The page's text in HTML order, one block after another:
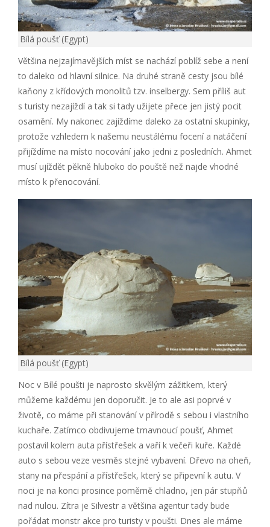
Bílá poušť (Egypt)
Většina nejzajímavějších míst se nachází poblíž sebe a není
to daleko od hlavní silnice. Na druhé straně cesty jsou bílé
kaňony z křídových monolitů tzv. inselbergy. Sem příliš aut
s turisty nezajíždí a tak si tady užijete přece jen jistý pocit
osamění. My nakonec zajíždíme daleko za ostatní skupinky,
protože vzhledem k našemu neustálému focení a natáčení
přijíždíme na místo nocování jako jedni z posledních. Ahmet
musí ujíždět pěkně hluboko do pouště než najde vhodné
místo k přenocování.
Bílá poušť (Egypt)
Noc v Bílé poušti je naprosto skvělým zážitkem, který
můžeme každému jen doporučit. Je to ale asi poprvé v
životě, co máme při stanování v přírodě s sebou i vlastního
kuchaře. Zatímco obdivujeme tmavnoucí poušť, Ahmet
postavil kolem auta přístřešek a vaří k večeři kuře. Každé
auto s sebou veze vesměs stejné vybavení. Dřevo na oheň,
stany na přespání a přístřešek, který se připevní k autu. V
noci je na konci prosince poměrně chladno, jen pár stupňů
nad nulou. Zítra je Silvestr a většina agentur tady bude
pořádat monstr akce pro turisty v poušti. Dnes ale máme